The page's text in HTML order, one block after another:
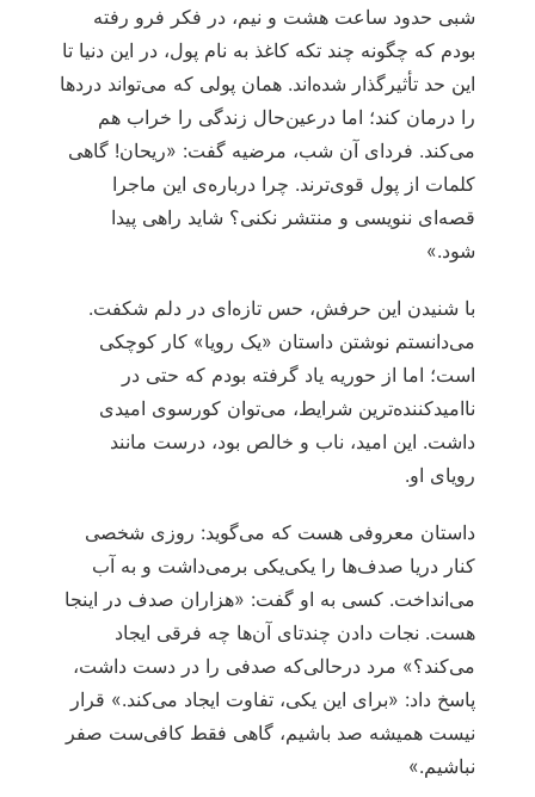
شبی حدود ساعت هشت و نیم، در فکر فرو رفته
بودم که چگونه چند تکه کاغذ به نام پول، در این دنیا تا
این حد تأثیرگذار شده‌اند. همان پولی که می‌تواند دردها
را درمان کند؛ اما درعین‌حال زندگی را خراب هم
می‌کند. فردای آن شب، مرضیه گفت: «ریحان! گاهی
کلمات از پول قوی‌ترند. چرا درباره‌ی این ماجرا
قصه‌ای ننویسی و منتشر نکنی؟ شاید راهی پیدا
شود.»
با شنیدن این حرفش، حس تازه‌ای در دلم شکفت.
می‌دانستم نوشتن داستان «یک رویا» کار کوچکی
است؛ اما از حوریه یاد گرفته بودم که حتی در
ناامیدکننده‌ترین شرایط، می‌توان کورسوی امیدی
داشت. این امید، ناب و خالص بود، درست مانند
رویای او.
داستان معروفی هست که می‌گوید: روزی شخصی
کنار دریا صدف‌ها را یکی‌یکی برمی‌داشت و به آب
می‌انداخت. کسی به او گفت: «هزاران صدف در اینجا
هست. نجات دادن چندتای آن‌ها چه فرقی ایجاد
می‌کند؟» مرد درحالی‌که صدفی را در دست داشت،
پاسخ داد: «برای این یکی، تفاوت ایجاد می‌کند.» قرار
نیست همیشه صد باشیم، گاهی فقط کافی‌ست صفر
نباشیم.»